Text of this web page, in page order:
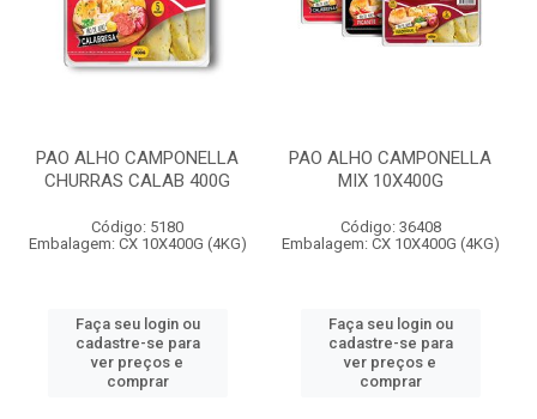
PAO ALHO CAMPONELLA
CHURRAS CALAB 400G
Código: 5180
Embalagem: CX 10X400G (4KG)
Faça seu login ou
cadastre-se para
ver preços e
comprar
PAO ALHO CAMPONELLA
MIX 10X400G
Código: 36408
Embalagem: CX 10X400G (4KG)
Faça seu login ou
cadastre-se para
ver preços e
comprar